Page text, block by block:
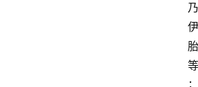
乃
伊
胎
等
；